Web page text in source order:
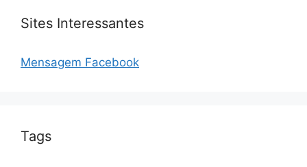
Sites Interessantes
Mensagem Facebook
Tags